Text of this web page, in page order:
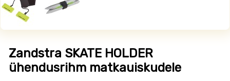
Zandstra SKATE HOLDER
ühendusrihm matkauiskudele